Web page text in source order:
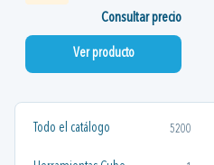
Todo el catálogo 5200
Consultar precio
Ver producto